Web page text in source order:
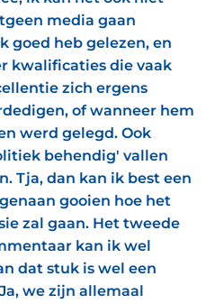
media gaan
goed heb gelezen, en
kwalificaties die vaak
zich ergens
of wanneer hem
werd gelegd. Ook
behendig' vallen
Tja, dan kan ik best een
gooien hoe het
zal gaan. Het tweede
kan ik wel
dat stuk is wel een
we zijn allemaal